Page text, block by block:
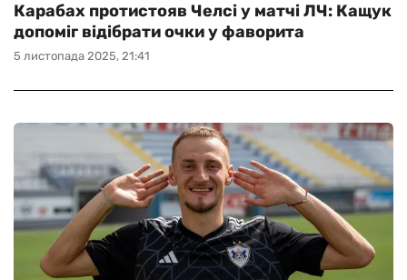
5 листопада 2025, 21:41
Карабах протистояв Челсі у матчі ЛЧ: Кащук
допоміг відібрати очки у фаворита